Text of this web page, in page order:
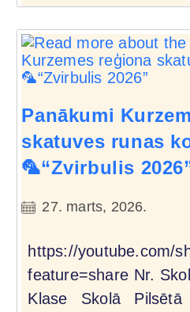
Panākumi
skatuves runas
🦜“Zvirbulis
27. marts, 2026.
https://youtube.com/
feature=share Nr.
Klase Skolā